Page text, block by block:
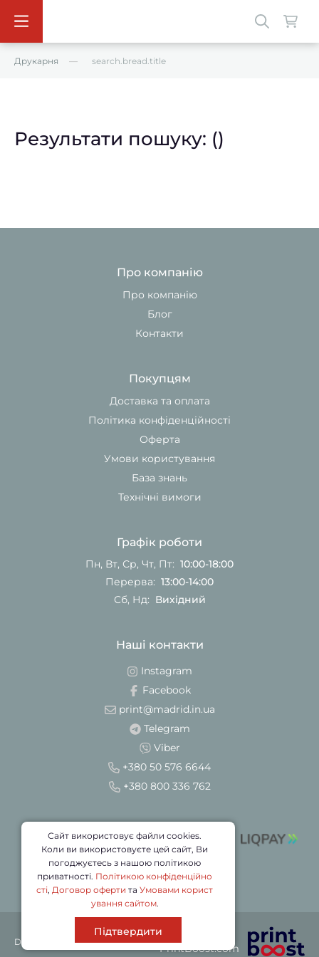
Друкарня search.bread.title
Результати пошуку: ()
Про компанію
Про компанію
Блог
Контакти
Покупцям
Доставка та оплата
Політика конфіденційності
Оферта
Умови користування
База знань
Технічні вимоги
Графік роботи
Пн, Вт, Ср, Чт, Пт: 10:00-18:00
Перерва: 13:00-14:00
Сб, Нд: Вихідний
Наші контакти
Instagram
Facebook
print@madrid.in.ua
Telegram
Viber
+380 50 576 6644
+380 800 336 762
DRUK © 2026
Партнер
PrintBoost.com
Сайт використовує файли cookies.
Коли ви використовуєте цей сайт, Ви
погоджуєтесь з нашою політикою
приватності. Політикою конфіденційно
сті, Договор оферти та Умовами корист
ування сайтом.
Підтвердити